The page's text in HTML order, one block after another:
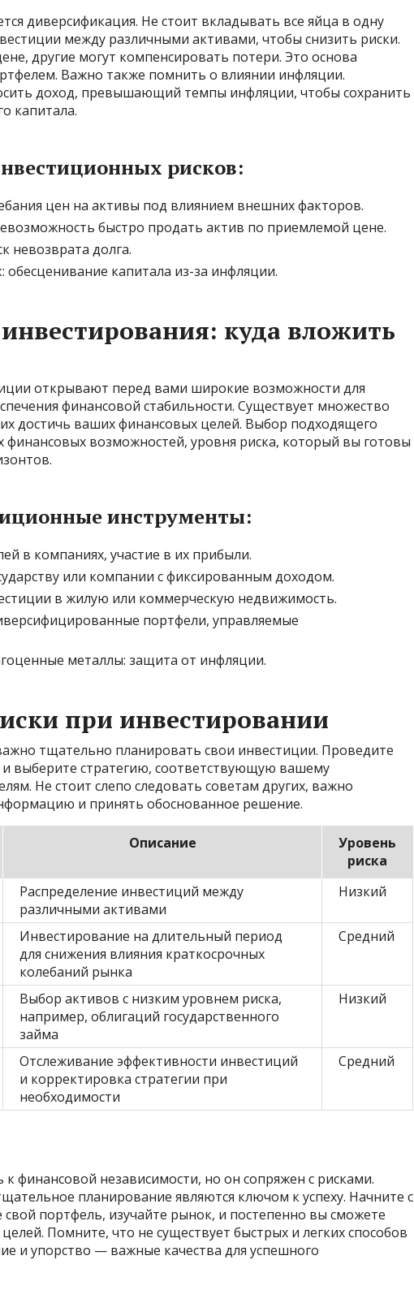
диверсификация. Не стоит вкладывать все яйца в одну
между различными активами, чтобы снизить риски.
другие могут компенсировать потери. Это основа
Важно также помнить о влиянии инфляции.
доход, превышающий темпы инфляции, чтобы сохранить
капитала.
рисков:
цен на активы под влиянием внешних факторов.
быстро продать актив по приемлемой цене.
невозврата долга.
капитала из-за инфляции.
куда вложить
открывают перед вами широкие возможности для
финансовой стабильности. Существует множество
достичь ваших финансовых целей. Выбор подходящего
финансовых возможностей, уровня риска, который вы готовы
инструменты:
в компаниях, участие в их прибыли.
или компании с фиксированным доходом.
в жилую или коммерческую недвижимость.
портфели, управляемые
металлы: защита от инфляции.
при инвестировании
тщательно планировать свои инвестиции. Проведите
выберите стратегию, соответствующую вашему
Не стоит слепо следовать советам других, важно
и принять обоснованное решение.
Описание
Уровень
риска
Распределение инвестиций между
различными активами
Низкий
Инвестирование на длительный период
для снижения влияния краткосрочных
колебаний рынка
Средний
Выбор активов с низким уровнем риска,
например, облигаций государственного
займа
Низкий
Отслеживание эффективности инвестиций
и корректировка стратегии при
необходимости
Средний
финансовой независимости, но он сопряжен с рисками.
планирование являются ключом к успеху. Начните с
портфель, изучайте рынок, и постепенно вы сможете
Помните, что не существует быстрых и легких способов
и упорство — важные качества для успешного